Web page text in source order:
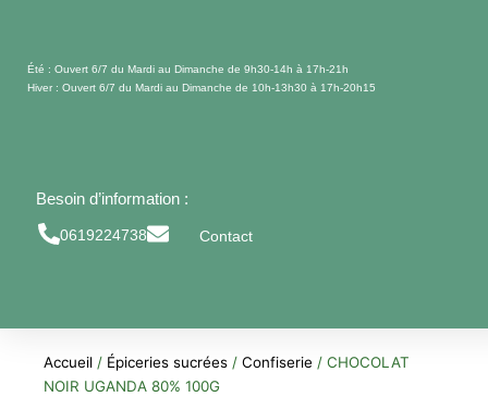
contenuÉté : Ouvert 6/7 du Mardi au Dimanche de 9h30-14h à 17h-21h
Hiver : Ouvert 6/7 du Mardi au Dimanche de 10h-13h30 à 17h-20h15
Besoin d’information :
0619224738 Contact
Accueil / Épiceries sucrées /Confiserie / CHOCOLAT
NOIR UGANDA 80% 100G